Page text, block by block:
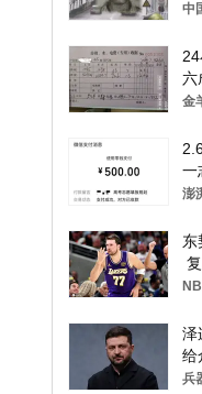
中
六
金
一
费
澎
东
者
泽
给
和
兵